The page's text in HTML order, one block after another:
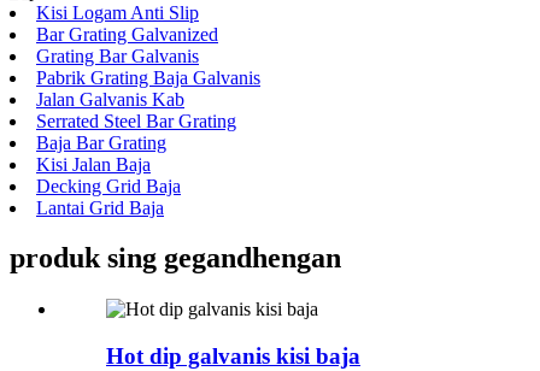
Kisi Logam Anti Slip
Bar Grating Galvanized
Grating Bar Galvanis
Pabrik Grating Baja Galvanis
Jalan Galvanis Kab
Serrated Steel Bar Grating
Baja Bar Grating
Kisi Jalan Baja
Decking Grid Baja
Lantai Grid Baja
produk sing gegandhengan
Hot dip galvanis kisi baja